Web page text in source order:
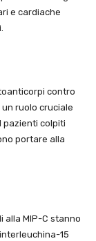
e cardiache
contro
un ruolo cruciale
pazienti colpiti
portare alla
alla MIP-C stanno
15